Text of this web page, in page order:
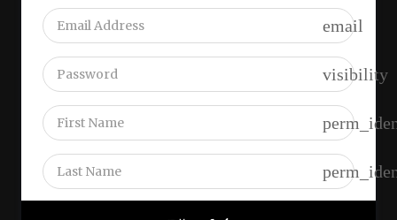
email
visibility